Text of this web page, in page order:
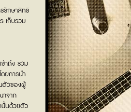
รักษาสิทธิ
เก็บรวม
าถึง รวม
ยการนำ
ตัวของผู้
าจาก
นั้นด้วยตัว